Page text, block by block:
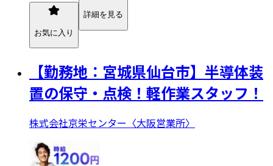
お気に入り
詳細を見る
【勤務地：宮城県仙台市】半導体装
置の保守・点検！軽作業スタッフ！
株式会社京栄センター〈大阪営業所〉